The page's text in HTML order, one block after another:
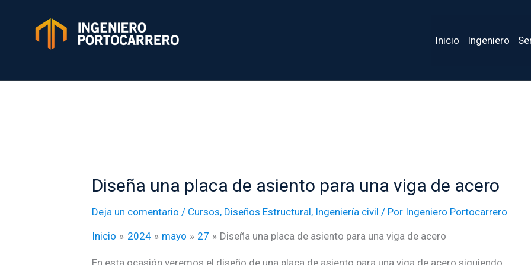
contenido
Inicio Ingeniero
Diseña una placa de asiento para una viga de acero
Deja un comentario / Cursos, Diseños Estructural, Ingeniería civil / Por Ingeniero Portocarrero
Inicio 2024 mayo 27 Diseña una placa de asiento para una viga de acero
En esta ocasión veremos el diseño de una placa de asiento para una viga de acero siguiendo